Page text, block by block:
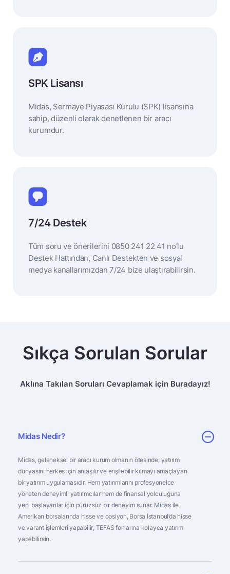
SPK Lisansı
Midas, Sermaye Piyasası Kurulu (SPK) lisansına
sahip, düzenli olarak denetlenen bir aracı
kurumdur.
7/24 Destek
Tüm soru ve önerilerini 0850 241 22 41 no'lu
Destek Hattından, Canlı Destekten ve sosyal
medya kanallarımızdan 7/24 bize ulaştırabilirsin.
Sıkça Sorulan Sorular
Aklına Takılan Soruları Cevaplamak için Buradayız!
Midas Nedir?
Midas, geleneksel bir aracı kurum olmanın ötesinde, yatırım
dünyasını herkes için anlaşılır ve erişilebilir kılmayı amaçlayan
bir yatırım uygulamasıdır. Hem yatırımlarını profesyonelce
yöneten deneyimli yatırımcılar hem de finansal yolculuğuna
yeni başlayanlar için pürüzsüz bir deneyim sunar. Midas ile
Amerikan borsalarında hisse ve opsiyon, Borsa İstanbul’da hisse
ve varant işlemleri yapabilir; TEFAS fonlarına kolayca yatırım
yapabilirsin.